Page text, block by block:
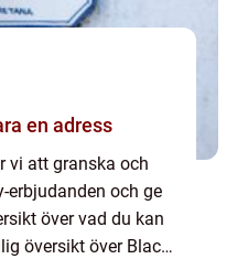
bara en adress
vi att granska och
erbjudanden och ge
över vad du kan
översikt över Black